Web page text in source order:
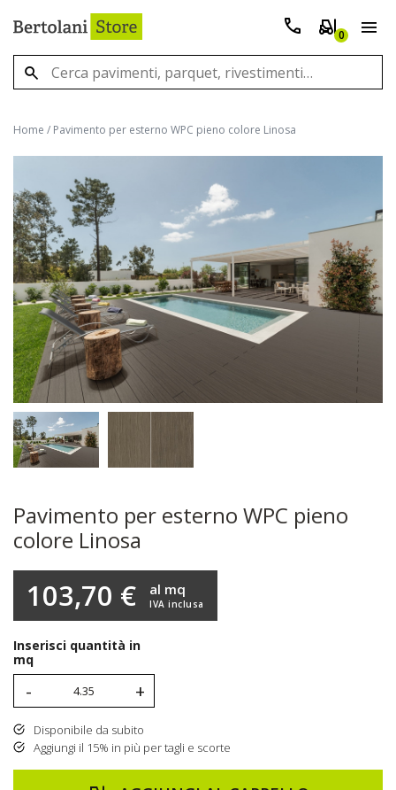
0
Home / Pavimento per esterno WPC pieno colore Linosa
Pavimento per esterno WPC pieno
colore Linosa
103,70 € IVA inclusa
al mq
Inserisci quantità in
mq
- +
Disponibile da subito
Aggiungi il 15% in più per tagli e scorte